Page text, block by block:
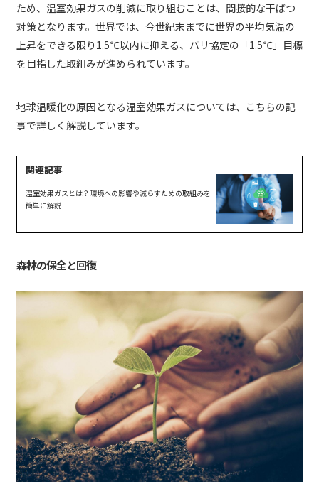
ため、温室効果ガスの削減に取り組むことは、間接的な干ばつ
対策となります。世界では、今世紀末までに世界の平均気温の
上昇をできる限り1.5℃以内に抑える、パリ協定の「1.5℃」目標
を目指した取組みが進められています。
地球温暖化の原因となる温室効果ガスについては、こちらの記
事で詳しく解説しています。
温室効果ガスとは？環境への影響や減らすための取組みを
簡単に解説
森林の保全と回復